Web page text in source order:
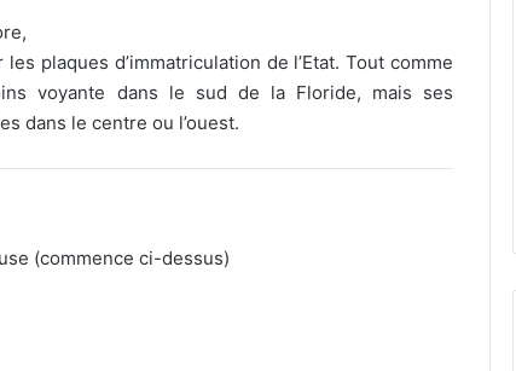
plaques d’immatriculation de l’Etat. Tout comme
voyante dans le sud de la Floride, mais ses
dans le centre ou l’ouest.
(commence ci-dessus)